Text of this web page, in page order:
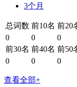
3个月
总词数 前10名 前20
0
0
0
前30名 前40名 前50
0
0 0
查看全部+